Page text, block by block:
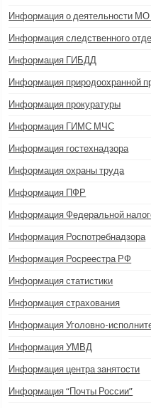
Информация о деятельности
Информация следственного
Информация ГИБДД
Информация природоохранной
Информация прокуратуры
Информация ГИМС МЧС
Информация гостехнадзора
Информация охраны труда
Информация ПФР
Информация Федеральной
Информация Роспотребнадзора
Информация Росреестра РФ
Информация статистики
Информация страхования
Информация Уголовно-
Информация УМВД
Информация центра занятости
Информация “Почты России”